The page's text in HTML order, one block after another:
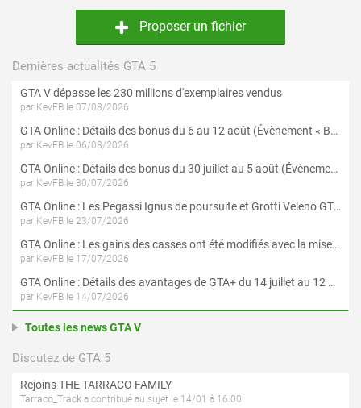
Proposer un fichier
Dernières actualités GTA 5
GTA V dépasse les 230 millions d'exemplaires vendus
par KevFB le 07/08/2026
GTA Online : Détails des bonus du 6 au 12 août (Évènement « Braquages de l'été » - Suite et fin)
par KevFB le 06/08/2026
GTA Online : Détails des bonus du 30 juillet au 5 août (Évènement « Braquages d'été »)
par KevFB le 30/07/2026
GTA Online : Les Pegassi Ignus de poursuite et Grotti Veleno GT sont maintenant disponibles
par KevFB le 23/07/2026
GTA Online : Les gains des casses ont été modifiés avec la mise à jour « Le Braquage du Kortz Center »
par KevFB le 17/07/2026
GTA Online : Détails des avantages de GTA+ du 14 juillet au 12 août
par KevFB le 14/07/2026
Toutes les news GTA V
Discutez de GTA 5
Rejoins THE TARRACO FAMILY
Tarraco_Track a contribué au sujet le 14/01 à 16:00